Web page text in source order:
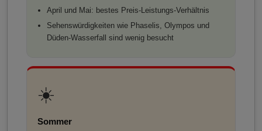
April und Mai: bestes Preis-Leistungs-Verhältnis
Sehenswürdigkeiten wie Phaselis, Olympos und
Düden-Wasserfall sind wenig besucht
☀️
Sommer